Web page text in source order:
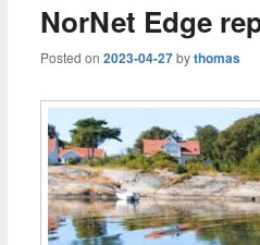
NorNet Edge
Posted on 2023-04-27bythomas